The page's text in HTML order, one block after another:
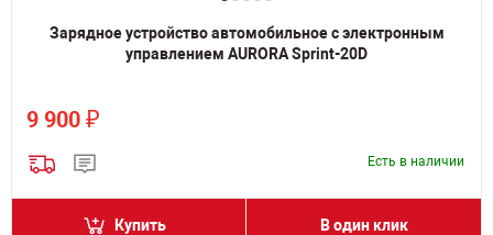
Зарядное устройство автомобильное с электронным
управлением AURORA Sprint-20D
9 900 ₽
Есть в наличии
Купить В один клик